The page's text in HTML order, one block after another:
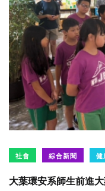
社會 綜合新聞 健
大葉環安系師生前進